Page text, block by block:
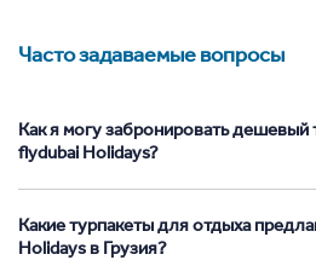
Часто задаваемые вопросы
Как я могу забронировать дешевый
flydubai Holidays?
Какие турпакеты для отдыха
Holidays в Грузия?